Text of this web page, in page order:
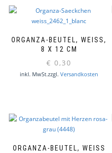
ORGANZA-BEUTEL, WEISS, 8
X 12 CM
€ 0,30
inkl. MwSt.zzgl. Versandkosten
ORGANZA-BEUTEL, WEISS M